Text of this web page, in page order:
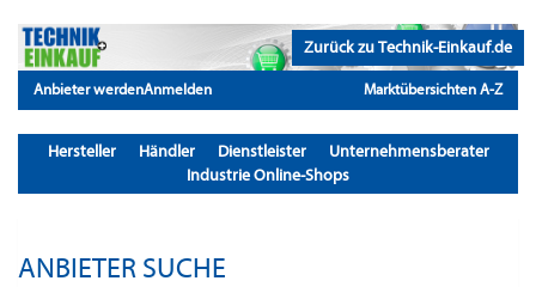
Zurück zu Technik-Einkauf.de
Anbieter werdenAnmelden Marktübersichten A-Z
Hersteller Händler Dienstleister
Unternehmensberater
Industrie Online-Shops
ANBIETER SUCHE